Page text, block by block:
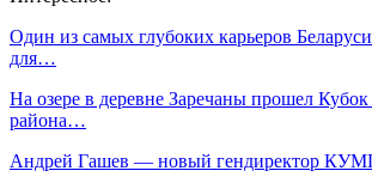
Один из самых глубоких карьеров
для…
На озере в деревне Заречаны прошел
района…
Андрей Гашев — новый гендиректор